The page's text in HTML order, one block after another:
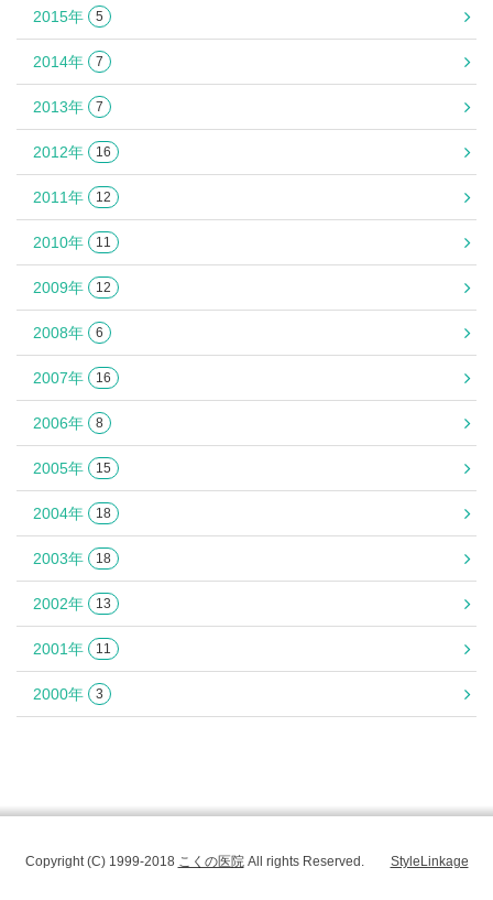
2015年 5
2014年 7
2013年 7
2012年 16
2011年 12
2010年 11
2009年 12
2008年 6
2007年 16
2006年 8
2005年 15
2004年 18
2003年 18
2002年 13
2001年 11
2000年 3
Copyright (C) 1999-2018 こくの医院All rights Reserved. StyleLinkage